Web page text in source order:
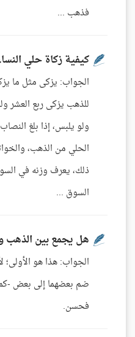
فذهب ...
كيفية زكاة حلي
الجواب: يزكى مثل ما
للذهب يزكى ربع العشر
ولو يلبس، إذا بلغ
الحلي من الذهب،
ذلك، يعرف وزنه في
السوق ...
هل يجمع بين الذهب
الجواب: هذا هو الأولى؛
ضم بعضهما إلى بعض -
فحسن.